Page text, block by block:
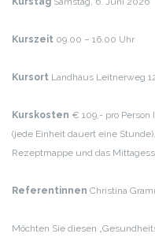
Kurszeit 09.00 – 16.00 Uhr
Kursort Landhaus Leitnerweg
Kurskosten € 109,- pro Person
(jede Einheit dauert eine Stunde),
Rezeptmappe und das
Referentinnen Christina
Möchten Sie diesen